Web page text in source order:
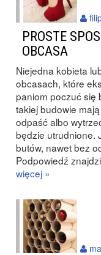
PROSTE
OBCASA
Niejedna kobieta
obcasach, które
paniom poczuć się
takiej budowie
odpaść albo
będzie utrudnione.
butów, nawet bez
Podpowiedź
więcej »